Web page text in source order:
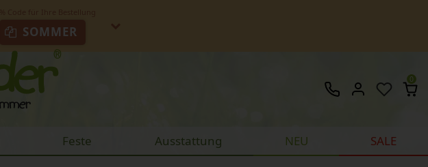
SOMMER
0
Feste Ausstattung NEU SALE